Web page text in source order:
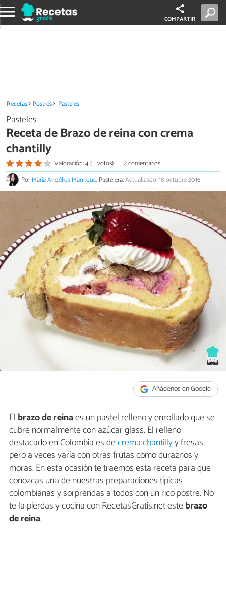
COMPARTIR
Recetas Postres Pasteles
Pasteles
Receta de Brazo de reina con crema
chantilly
Valoración: 4 (11 votos)
12 comentarios
PorMaría Angélica Manrique, Pastelera.Actualizado: 18 octubre 2016
Añádenos en Google
El brazo de reinaes un pastel relleno y enrollado que se
cubre normalmente con azúcar glass. El relleno
destacado en Colombia es decrema chantillyy fresas,
pero a veces varía con otras frutas como duraznos y
moras. En esta ocasión te traemos esta receta para que
conozcas una de nuestras preparaciones típicas
colombianas y sorprendas a todos con un rico postre. No
te la pierdas y cocina con RecetasGratis.net estebrazo
de reina.